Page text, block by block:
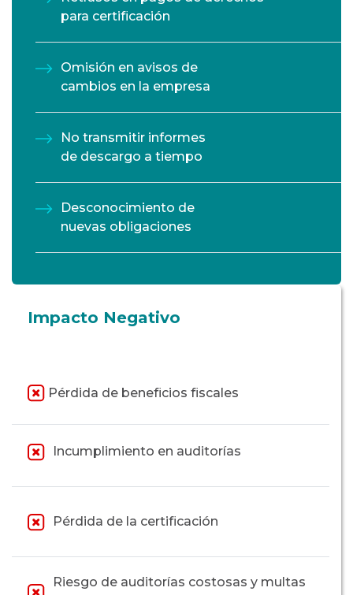
para certificación
Omisión en avisos de
cambios en la empresa
No transmitir informes
de descargo a tiempo
Desconocimiento de
nuevas obligaciones
Impacto Negativo
Pérdida de beneficios fiscales
Incumplimiento en auditorías
Pérdida de la certificación
Riesgo de auditorías costosas y multas